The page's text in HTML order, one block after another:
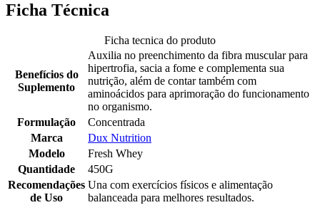
Ficha Técnica
Ficha tecnica do produto
Benefícios do
Suplemento
Auxilia no preenchimento da fibra muscular para
hipertrofia, sacia a fome e complementa sua
nutrição, além de contar também com
aminoácidos para aprimoração do funcionamento
no organismo.
Formulação
Concentrada
Marca
Dux Nutrition
Modelo
Fresh Whey
Quantidade
450G
Recomendações
de Uso
Una com exercícios físicos e alimentação
balanceada para melhores resultados.